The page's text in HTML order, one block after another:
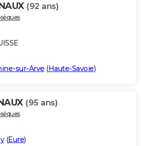
(92 ans)
sur-Arve (Haute-Savoie)
(95 ans)
(Eure)